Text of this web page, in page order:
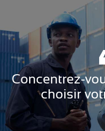
Concentrez-
choisir